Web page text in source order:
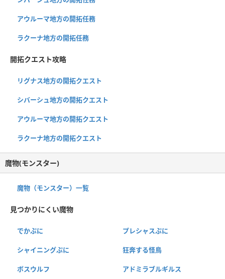
アウルーマ地方の開拓任務
ラクーナ地方の開拓任務
開拓クエスト攻略
リグナス地方の開拓クエスト
シバーシュ地方の開拓クエスト
アウルーマ地方の開拓クエスト
ラクーナ地方の開拓クエスト
魔物(モンスター)
魔物（モンスター）一覧
見つかりにくい魔物
でかぷに プレシャスぷに
シャイニングぷに 狂奔する怪鳥
ボスウルフ アドミラブルギルス